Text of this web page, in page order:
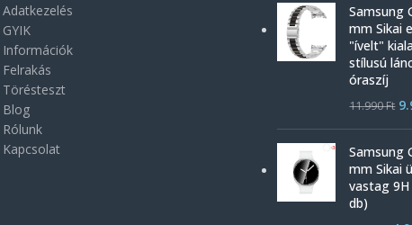
Adatkezelés
GYIK
Információk
Felrakás
Törésteszt
Blog
Rólunk
Kapcsolat
Samsung
mm Sikai
"ívelt"
stílusú
óraszíj
11.990Ft
Samsung
mm Sikai
vastag
db)